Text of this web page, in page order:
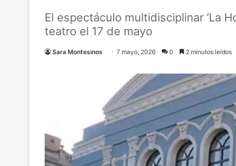
El espectáculo multidisciplinar ‘La
teatro el 17 de mayo
Sara Montesinos 7 mayo, 2026 0 2 minutos leídos